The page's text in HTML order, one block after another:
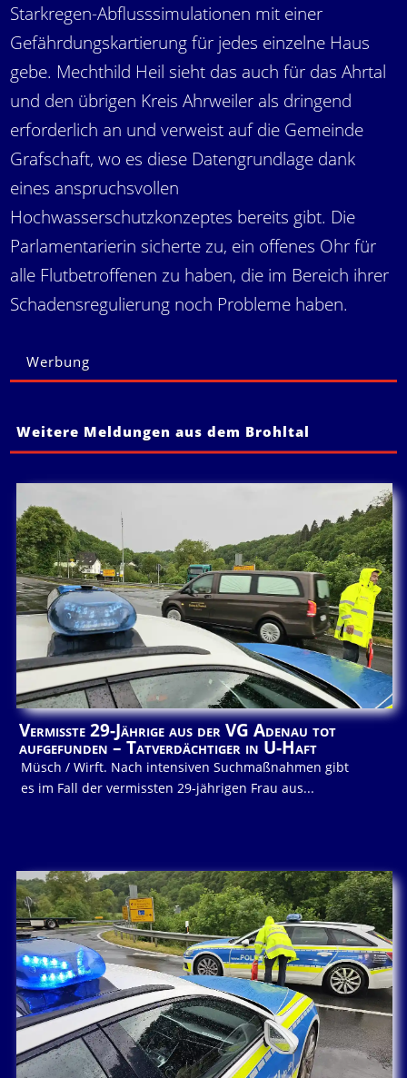
Starkregen-Abflusssimulationen mit einer
Gefährdungskartierung für jedes einzelne Haus
gebe. Mechthild Heil sieht das auch für das Ahrtal
und den übrigen Kreis Ahrweiler als dringend
erforderlich an und verweist auf die Gemeinde
Grafschaft, wo es diese Datengrundlage dank
eines anspruchsvollen
Hochwasserschutzkonzeptes bereits gibt. Die
Parlamentarierin sicherte zu, ein offenes Ohr für
alle Flutbetroffenen zu haben, die im Bereich ihrer
Schadensregulierung noch Probleme haben.
Werbung
Weitere Meldungen aus dem Brohltal
Vermisste 29-Jährige aus der VG Adenau tot
aufgefunden – Tatverdächtiger in U-Haft
Müsch / Wirft. Nach intensiven Suchmaßnahmen gibt
es im Fall der vermissten 29-jährigen Frau aus...